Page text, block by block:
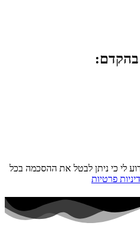
בהקדם:
לי כי ניתן לבטל את ההסכמה בכל
פרטיות